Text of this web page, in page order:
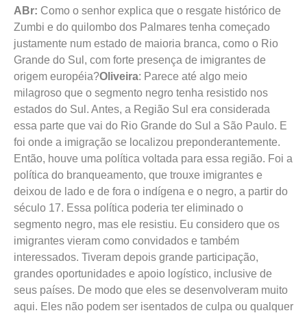
ABr: Como o senhor explica que o resgate histórico de
Zumbi e do quilombo dos Palmares tenha começado
justamente num estado de maioria branca, como o Rio
Grande do Sul, com forte presença de imigrantes de
origem européia?Oliveira: Parece até algo meio
milagroso que o segmento negro tenha resistido nos
estados do Sul. Antes, a Região Sul era considerada
essa parte que vai do Rio Grande do Sul a São Paulo. E
foi onde a imigração se localizou preponderantemente.
Então, houve uma política voltada para essa região. Foi a
política do branqueamento, que trouxe imigrantes e
deixou de lado e de fora o indígena e o negro, a partir do
século 17. Essa política poderia ter eliminado o
segmento negro, mas ele resistiu. Eu considero que os
imigrantes vieram como convidados e também
interessados. Tiveram depois grande participação,
grandes oportunidades e apoio logístico, inclusive de
seus países. De modo que eles se desenvolveram muito
aqui. Eles não podem ser isentados de culpa ou qualquer